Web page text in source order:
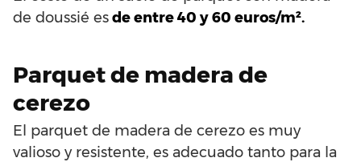
de doussié esde entre 40 y 60 euros/m².
Parquet de madera de
cerezo
El parquet de madera de cerezo es muy
valioso y resistente, es adecuado tanto para la